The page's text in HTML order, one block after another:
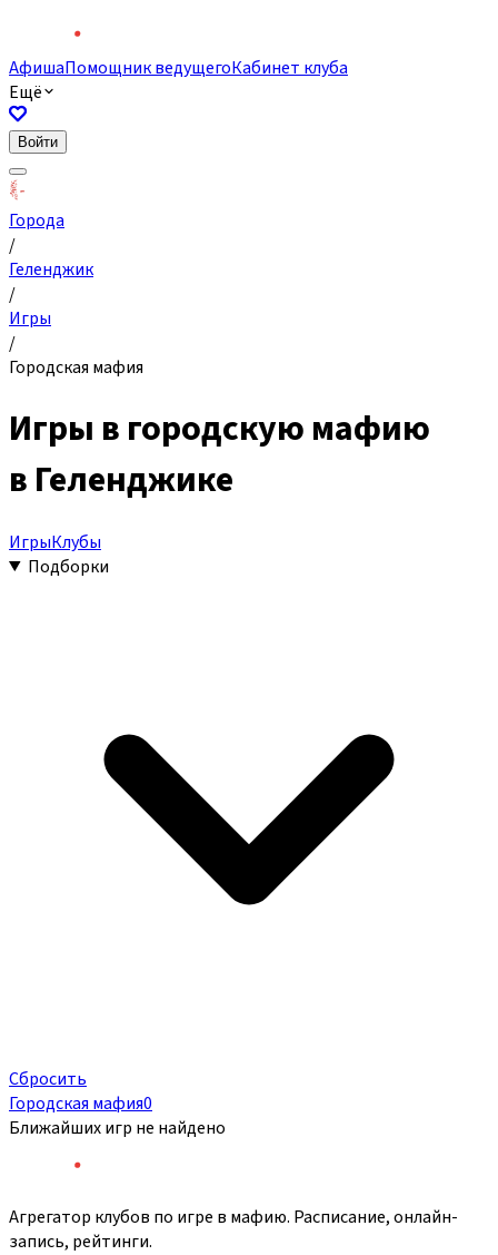
АфишаПомощник ведущегоКабинет клуба
Ещё
Войти
Города
/
Геленджик
/
Игры
/
Городская мафия
Игры в городскую мафию
в Геленджике
ИгрыКлубы
Подборки
Сбросить
Городская мафия0
Ближайших игр не найдено
Агрегатор клубов по игре в мафию. Расписание, онлайн-
запись, рейтинги.